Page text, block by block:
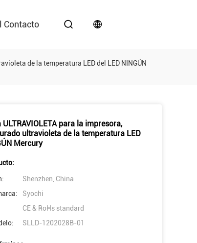
Contacto
de la temperatura LED del LED NINGÚN
para la impresora,
ultravioleta de la temperatura LED
Mercury
Shenzhen, China
Syochi
CE & RoHs standard
SLLD-1202028B-01